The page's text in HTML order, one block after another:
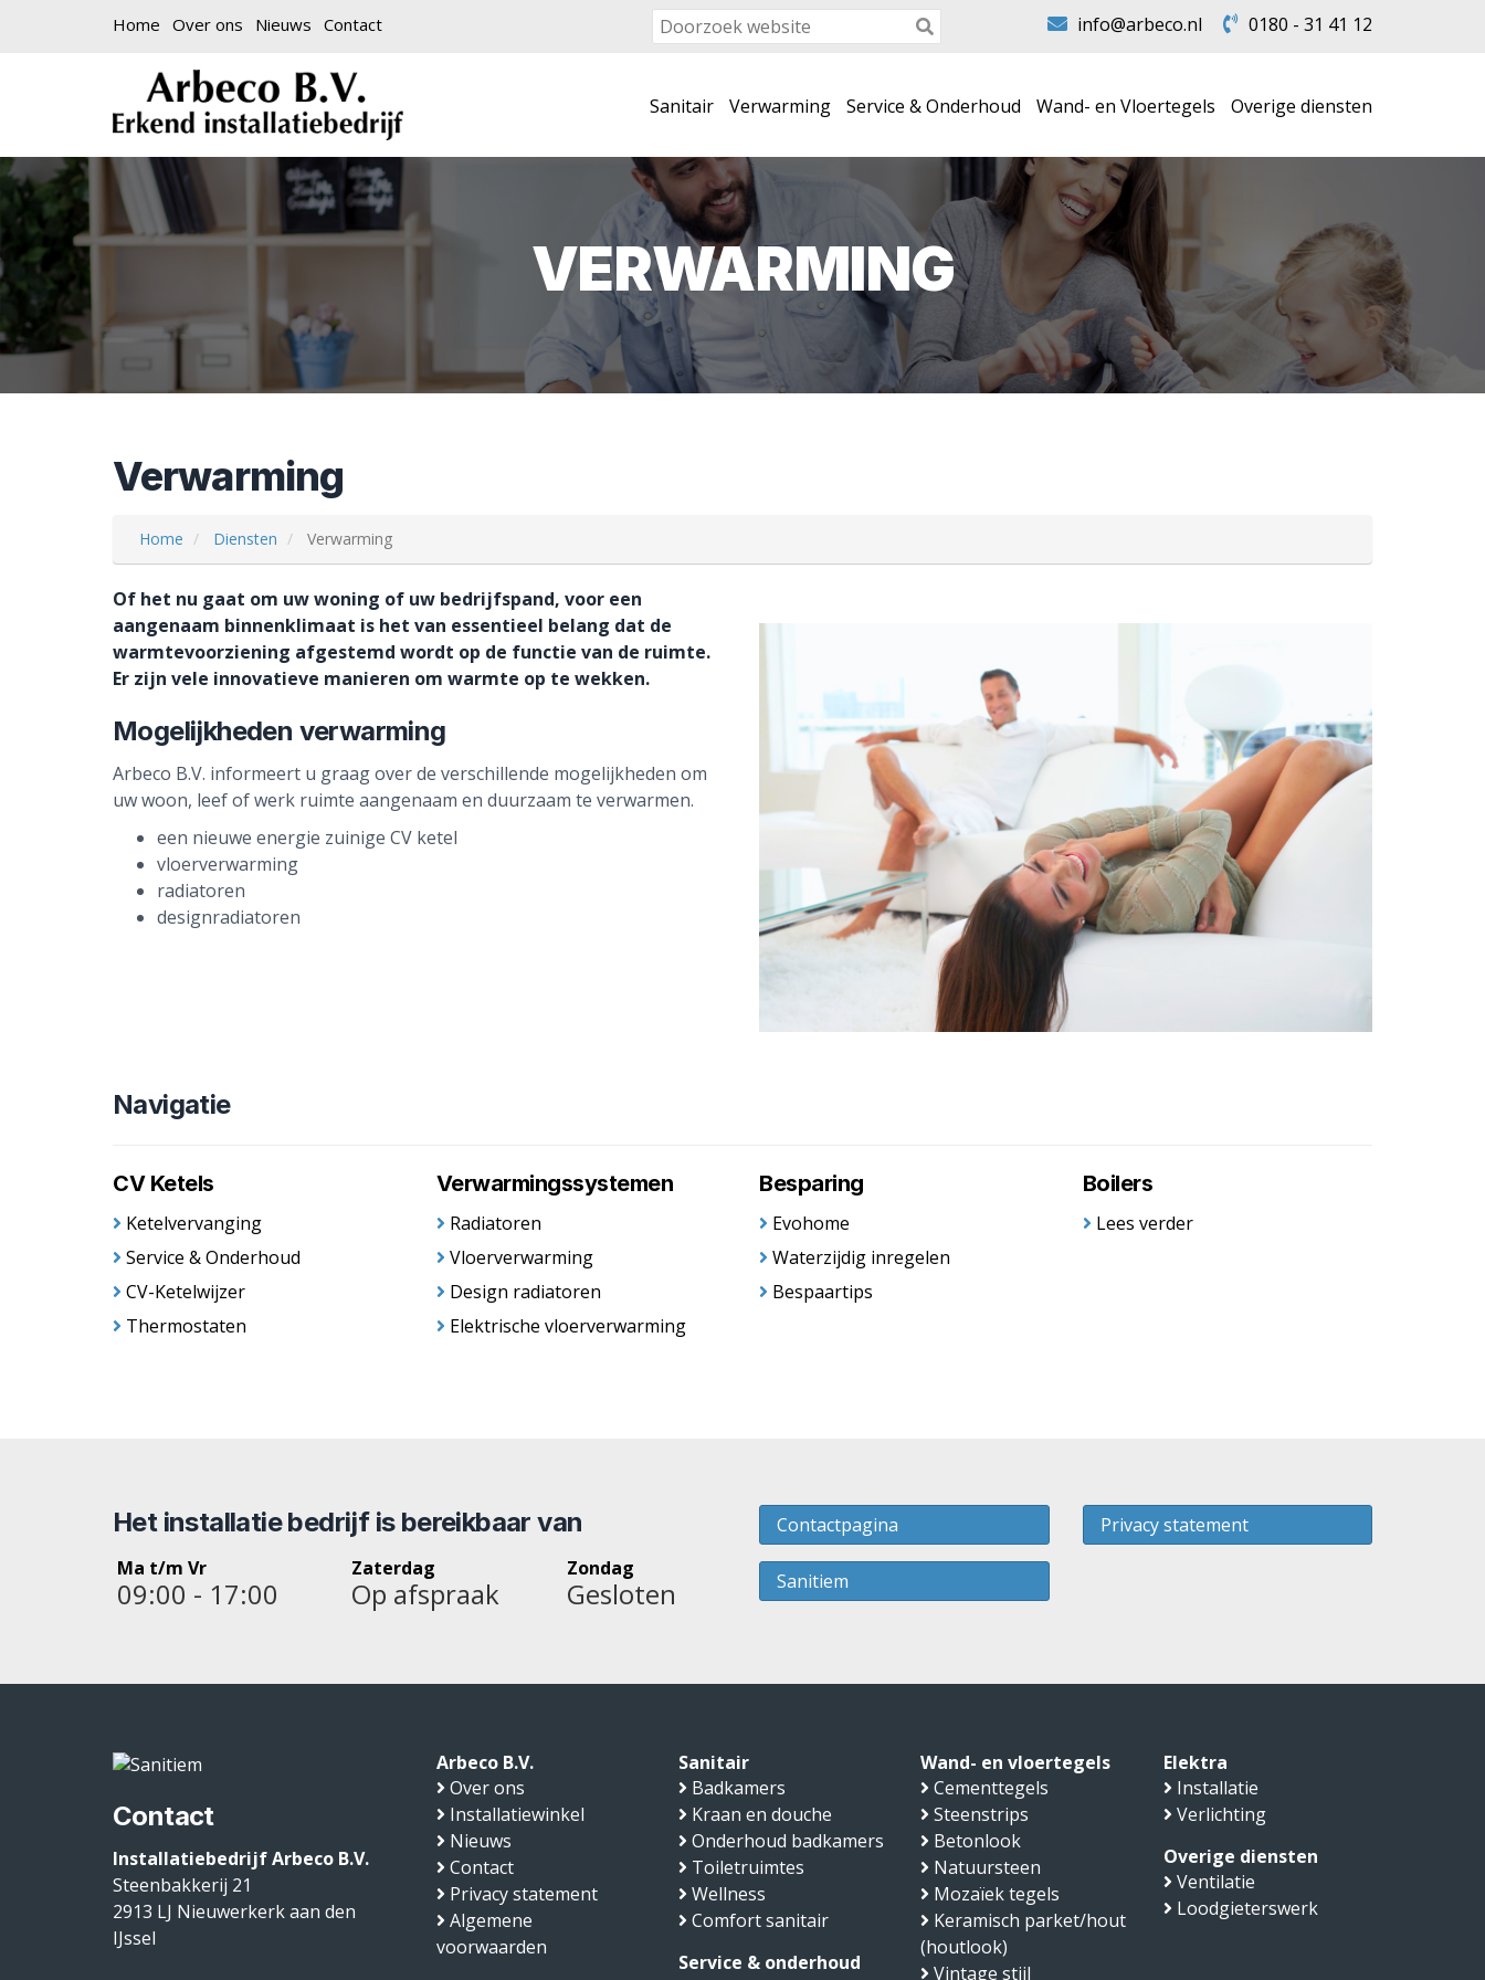
Home Over ons Nieuws Contact info@arbeco.nl 0180 - 31 41 12
Sanitair Verwarming Service & Onderhoud Wand- en Vloertegels Overige diensten
VERWARMING
Verwarming
Home Diensten Verwarming
Of het nu gaat om uw woning of uw bedrijfspand, voor een
aangenaam binnenklimaat is het van essentieel belang dat de
warmtevoorziening afgestemd wordt op de functie van de ruimte.
Er zijn vele innovatieve manieren om warmte op te wekken.
Mogelijkheden verwarming
Arbeco B.V. informeert u graag over de verschillende mogelijkheden om
uw woon, leef of werk ruimte aangenaam en duurzaam te verwarmen.
een nieuwe energie zuinige CV ketel
vloerverwarming
radiatoren
designradiatoren
Navigatie
CV Ketels
Ketelvervanging
Service & Onderhoud
CV-Ketelwijzer
Thermostaten
Verwarmingssystemen
Radiatoren
Vloerverwarming
Design radiatoren
Elektrische vloerverwarming
Besparing
Evohome
Waterzijdig inregelen
Bespaartips
Boilers
Lees verder
Het installatie bedrijf is bereikbaar van
Ma t/m Vr
09:00 - 17:00
Zaterdag
Op afspraak
Zondag
Gesloten
Contactpagina
Sanitiem
Privacy statement
Contact
Installatiebedrijf Arbeco B.V.
Steenbakkerij 21
2913 LJ Nieuwerkerk aan den
IJssel
Arbeco B.V.
Over ons
Installatiewinkel
Nieuws
Contact
Privacy statement
Algemene
voorwaarden
Sanitair
Badkamers
Kraan en douche
Onderhoud badkamers
Toiletruimtes
Wellness
Comfort sanitair
Service & onderhoud
Wand- en vloertegels
Cementtegels
Steenstrips
Betonlook
Natuursteen
Mozaïek tegels
Keramisch parket/hout
(houtlook)
Vintage stijl
Elektra
Installatie
Verlichting
Overige diensten
Ventilatie
Loodgieterswerk